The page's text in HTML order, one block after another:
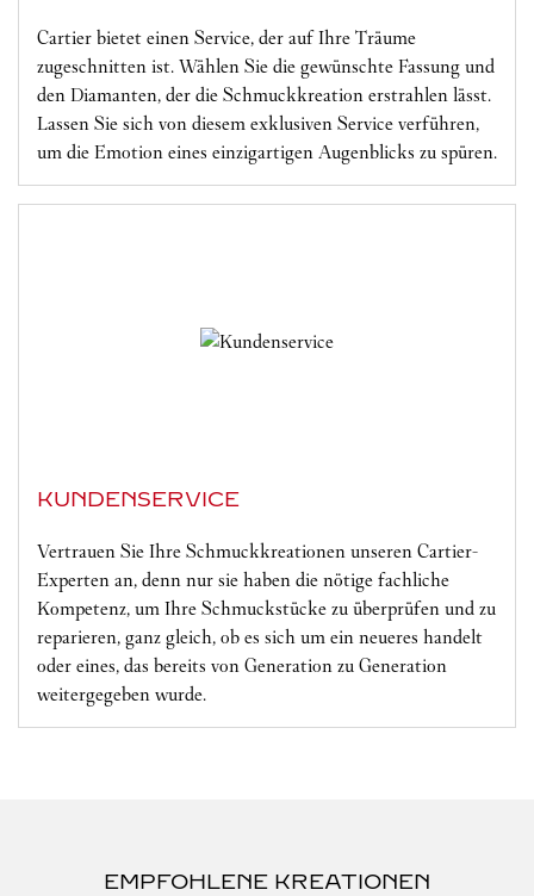
Cartier bietet einen Service, der auf Ihre Träume
zugeschnitten ist. Wählen Sie die gewünschte Fassung und
den Diamanten, der die Schmuckkreation erstrahlen lässt.
Lassen Sie sich von diesem exklusiven Service verführen,
um die Emotion eines einzigartigen Augenblicks zu spüren.
KUNDENSERVICE
Vertrauen Sie Ihre Schmuckkreationen unseren Cartier-
Experten an, denn nur sie haben die nötige fachliche
Kompetenz, um Ihre Schmuckstücke zu überprüfen und zu
reparieren, ganz gleich, ob es sich um ein neueres handelt
oder eines, das bereits von Generation zu Generation
weitergegeben wurde.
EMPFOHLENE KREATIONEN